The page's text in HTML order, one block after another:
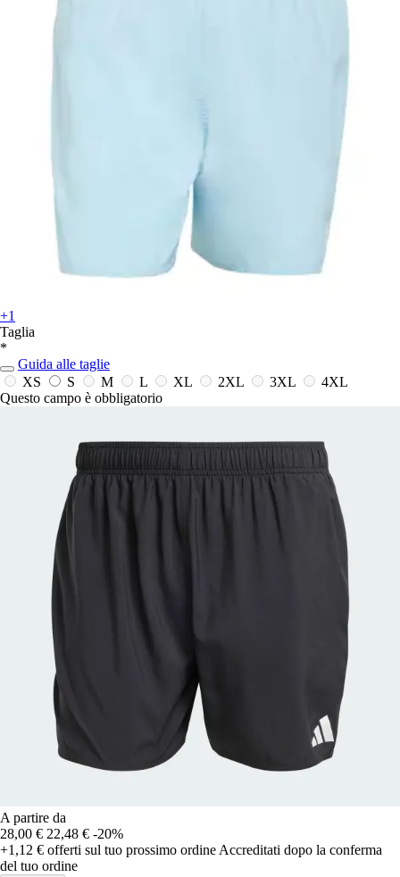
+1
Taglia
*
Guida alle taglie
XS
S M L XL 2XL 3XL
4XL
Questo campo è obbligatorio
A partire da
28,00 € 22,48 € -20%
+1,12 € offerti sul tuo prossimo ordine Accreditati dopo la conferma
del tuo ordine